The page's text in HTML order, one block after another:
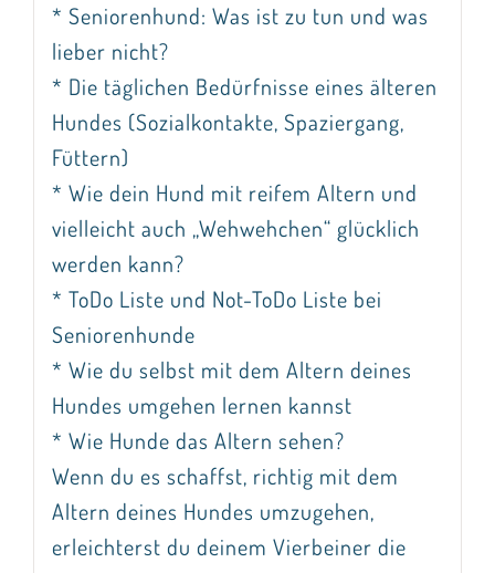
* Seniorenhund: Was ist zu tun und was
lieber nicht?
* Die täglichen Bedürfnisse eines älteren
Hundes (Sozialkontakte, Spaziergang,
Füttern)
* Wie dein Hund mit reifem Altern und
vielleicht auch „Wehwehchen“ glücklich
werden kann?
* ToDo Liste und Not-ToDo Liste bei
Seniorenhunde
* Wie du selbst mit dem Altern deines
Hundes umgehen lernen kannst
* Wie Hunde das Altern sehen?
Wenn du es schaffst, richtig mit dem
Altern deines Hundes umzugehen,
erleichterst du deinem Vierbeiner die